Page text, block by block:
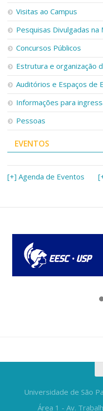
Visitas ao Campus
Pesquisas Divulgadas na
Concursos Públicos
Estrutura e organização
Auditórios e Espaços de
Informações para
Pessoas
EVENTOS
[+] Agenda de Eventos
Universidade de São
Área 1 - Av.